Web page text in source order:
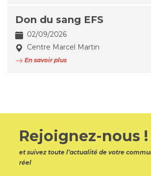
Don du sang EFS
02/09/2026
Centre Marcel Martin
En savoir plus
Rejoignez-nous !
et suivez toute l’actualité de votre
réel